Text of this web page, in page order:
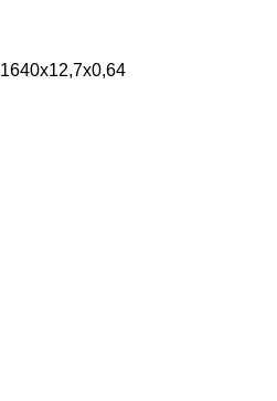
1640х12,7х0,64